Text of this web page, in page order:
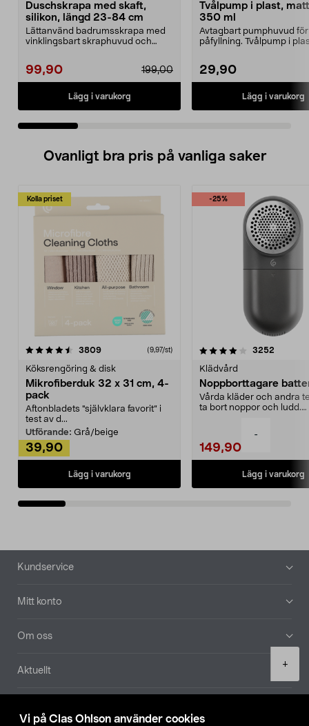
Vi på Clas Ohlson använder cookies
-
+
Duschskrapa med skaft,
silikon, längd 23-84 cm
Lättanvänd badrumsskrapa med
vinklingsbart skraphuvud och
99,90 199,00
Lägg i varukorg
Tvålpump i plast,
350 ml
Avtagbart pumphuvud
påfyllning. Tvålpump i
29,90
Lägg i varukorg
Ovanligt bra pris på vanliga saker
Kolla priset
3809recensioner (9,97/st)
Köksrengöring & disk
Mikrofiberduk 32 x 31 cm, 4-
pack
Aftonbladets "självklara favorit” i
test av d...
Utförande: Grå/beige
39,90
Lägg i varukorg
-25%
4.0av 5 stjärnor 3252
Klädvård
Noppborttagare
Vårda kläder och andra
ta bort noppor och ludd.
149,90
Lägg i varukorg
4.5av 5 stjärnor
Sidfot
Kundservice
Mitt konto
Om oss
Aktuellt